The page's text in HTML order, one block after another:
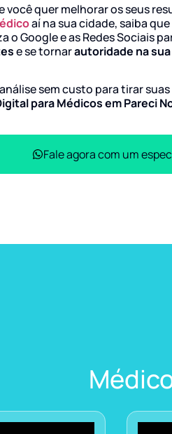
você quer melhorar os seus
aí na sua cidade, saiba
o Google e as Redes Sociais
e se tornarautoridade na
sem custo para tirar
para Médicos em Pareci
Fale agora com um